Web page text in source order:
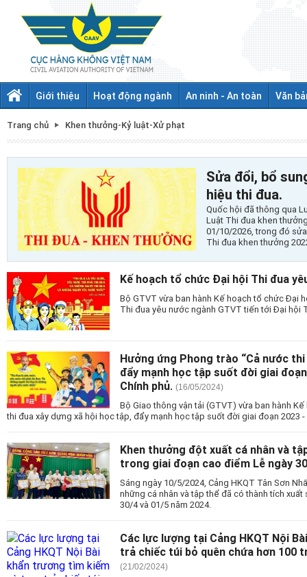
Giới thiệu Hoạt động ngành An ninh - An toàn Văn
Trang chủ Khen thưởng-Kỷ luật-Xử phạt
Sửa đổi, bổ
hiệu thi đua.
Quốc hội đã thông qua
Luật Thi đua khen
01/10/2026, trong đó
Thi đua khen thưởng
Kế hoạch tổ chức Đại hội Thi đua
Bộ GTVT vừa ban hành Kế hoạch tổ chức Đại
Thi đua yêu nước ngành GTVT tiến tới Đại hội
Hưởng ứng Phong trào “Cả nước
đẩy mạnh học tập suốt đời giai
Chính phủ. (16/05/2024)
Bộ Giao thông vận tải (GTVT) vừa ban hành
thi đua xây dựng xã hội học tập, đẩy mạnh học tập suốt đời giai đoạn 2023
Khen thưởng đột xuất cá nhân và
trong giai đoạn cao điểm Lễ ngày
Sáng ngày 10/5/2024, Cảng HKQT Tân Sơn
những cá nhân và tập thể đã có thành tích
30/4 và 01/5 năm 2024.
Các lực lượng tại Cảng HKQT Nội
trả chiếc túi bỏ quên chứa hơn 100
(21/02/2024)